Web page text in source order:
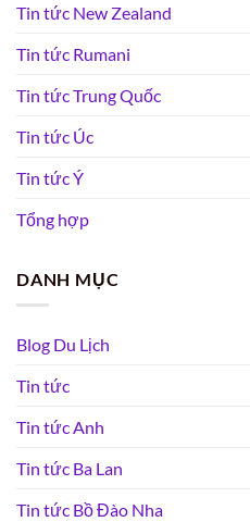
Tin tức New Zealand
Tin tức Rumani
Tin tức Trung Quốc
Tin tức Úc
Tin tức Ý
Tổng hợp
DANH MỤC
Blog Du Lịch
Tin tức
Tin tức Anh
Tin tức Ba Lan
Tin tức Bồ Đào Nha